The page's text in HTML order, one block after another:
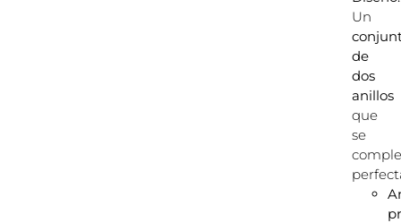
Un
de
dos
anillos
que
se